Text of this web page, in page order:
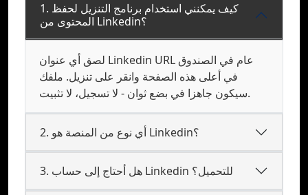
1. كيف يمكنني استخدام برنامج التنزيل لحفظ
المحتوى من Linkedin؟
لصق أي عنوان Linkedin URL عام في الصندوق
في أعلى هذه الصفحة وانقر على تنزيل. ملفك
سيكون جاهزا في بضع ثوان - لا تسجيل، لا تثبيت.
2. أي نوع من المنصة هو Linkedin؟
3. هل أحتاج إلى حساب Linkedin للتحميل؟